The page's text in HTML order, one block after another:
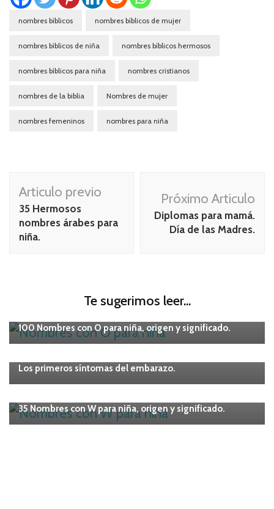
nombres bíblicos nombres bíblicos de mujer
nombres bíblicos de niña nombres bíblicos hermosos
nombres bíblicos para niña nombres cristianos
nombres de la biblia Nombres de mujer
nombres femeninos nombres para niña
Navegación
de
publicación
Articulo previo
35 Hermosos
nombres árabes para
niña.
Próximo Articulo
Diplomas para mamá.
Día de las Madres.
Te sugerimos leer...
Embarazo
100 Nombres con O para niña, origen y significado.
Los primeros síntomas del embarazo.
35 Nombres con W para niña, origen y significado.